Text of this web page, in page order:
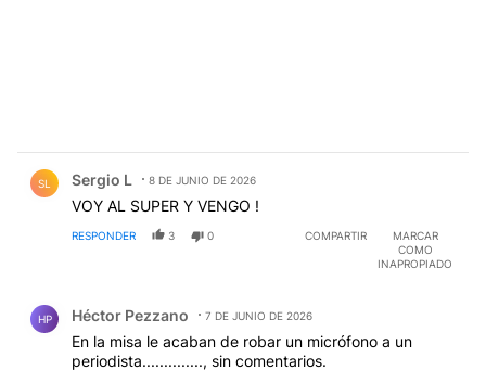
SL Sergio L 8 DE JUNIO DE 2026
VOY AL SUPER Y VENGO !
RESPONDER 3 0 COMPARTIR
MARCAR
COMO
INAPROPIADO
HP Héctor Pezzano 7 DE JUNIO DE 2026
En la misa le acaban de robar un micrófono a un
periodista.............., sin comentarios.